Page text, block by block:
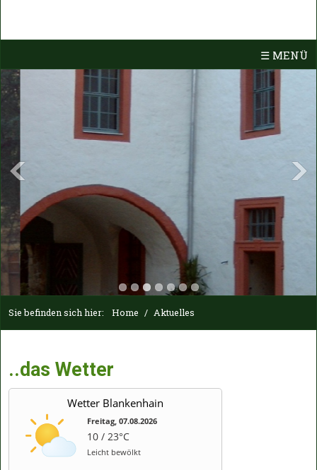
☰ MENÜ
Sie befinden sich hier: Home / Aktuelles
..das Wetter
Wetter Blankenhain
Freitag, 07.08.2026
10 / 23°C
Leicht bewölkt